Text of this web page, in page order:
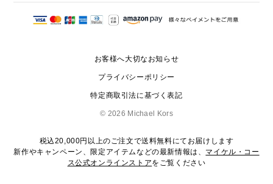
サンダル
スニーカー
▶ ウェア
サイズ交換はできますか？
会社概要
お客様へ大切なお知らせ
プライバシーポリシー
特定商取引法に基づく表記
© 2026 Michael Kors
税込20,000円以上のご注文で送料無料にてお届けします
新作やキャンペーン、限定アイテムなどの最新情報は、 マイケル・コー
ス公式オンラインストアをご覧ください